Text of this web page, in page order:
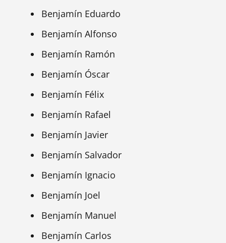
Benjamín Eduardo
Benjamín Alfonso
Benjamín Ramón
Benjamín Óscar
Benjamín Félix
Benjamín Rafael
Benjamín Javier
Benjamín Salvador
Benjamín Ignacio
Benjamín Joel
Benjamín Manuel
Benjamín Carlos